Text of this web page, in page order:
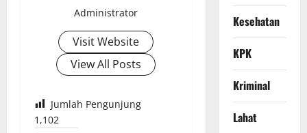
Administrator
Visit Website
View All Posts
Jumlah Pengunjung
1,102
Kesehatan
KPK
Kriminal
Lahat